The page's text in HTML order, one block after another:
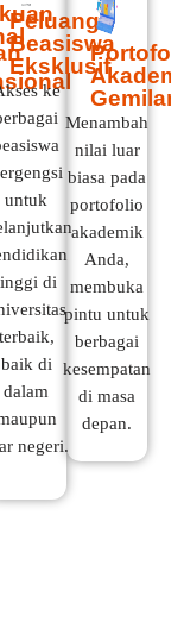
Peluang
Beasiswa
Eksklusif
ke
untuk
di
terbaik,
baik di
dalam
negeri.
Menambah
nilai luar
biasa pada
portofolio
akademik
Anda,
membuka
pintu untuk
berbagai
kesempatan
di masa
depan.